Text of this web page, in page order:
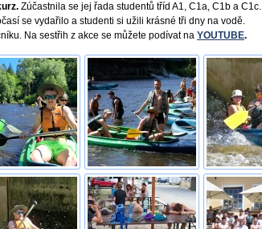
Zúčastnila se jej řada studentů tříd A1, C1a, C1b a C1c.
se vydařilo a studenti si užili krásné tři dny na vodě.
Na sestřih z akce se můžete podívat na YOUTUBE.